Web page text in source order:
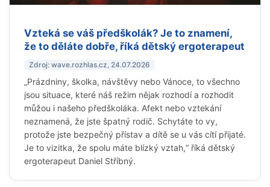
Vzteká se váš předškolák? Je to znamení,
že to děláte dobře, říká dětský ergoterapeut
Zdroj: wave.rozhlas.cz, 24.07.2026
„Prázdniny, školka, návštěvy nebo Vánoce, to všechno
jsou situace, které náš režim nějak rozhodí a rozhodit
můžou i našeho předškoláka. Afekt nebo vztekání
neznamená, že jste špatný rodič. Schytáte to vy,
protože jste bezpečný přístav a dítě se u vás cítí přijaté.
Je to vizitka, že spolu máte blízký vztah,“ říká dětský
ergoterapeut Daniel Stříbný.